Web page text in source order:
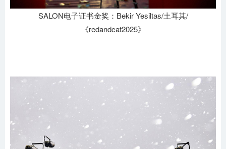
SALON电子证书金奖：Bekir Yesiltas/土耳其/
《redandcat2025》